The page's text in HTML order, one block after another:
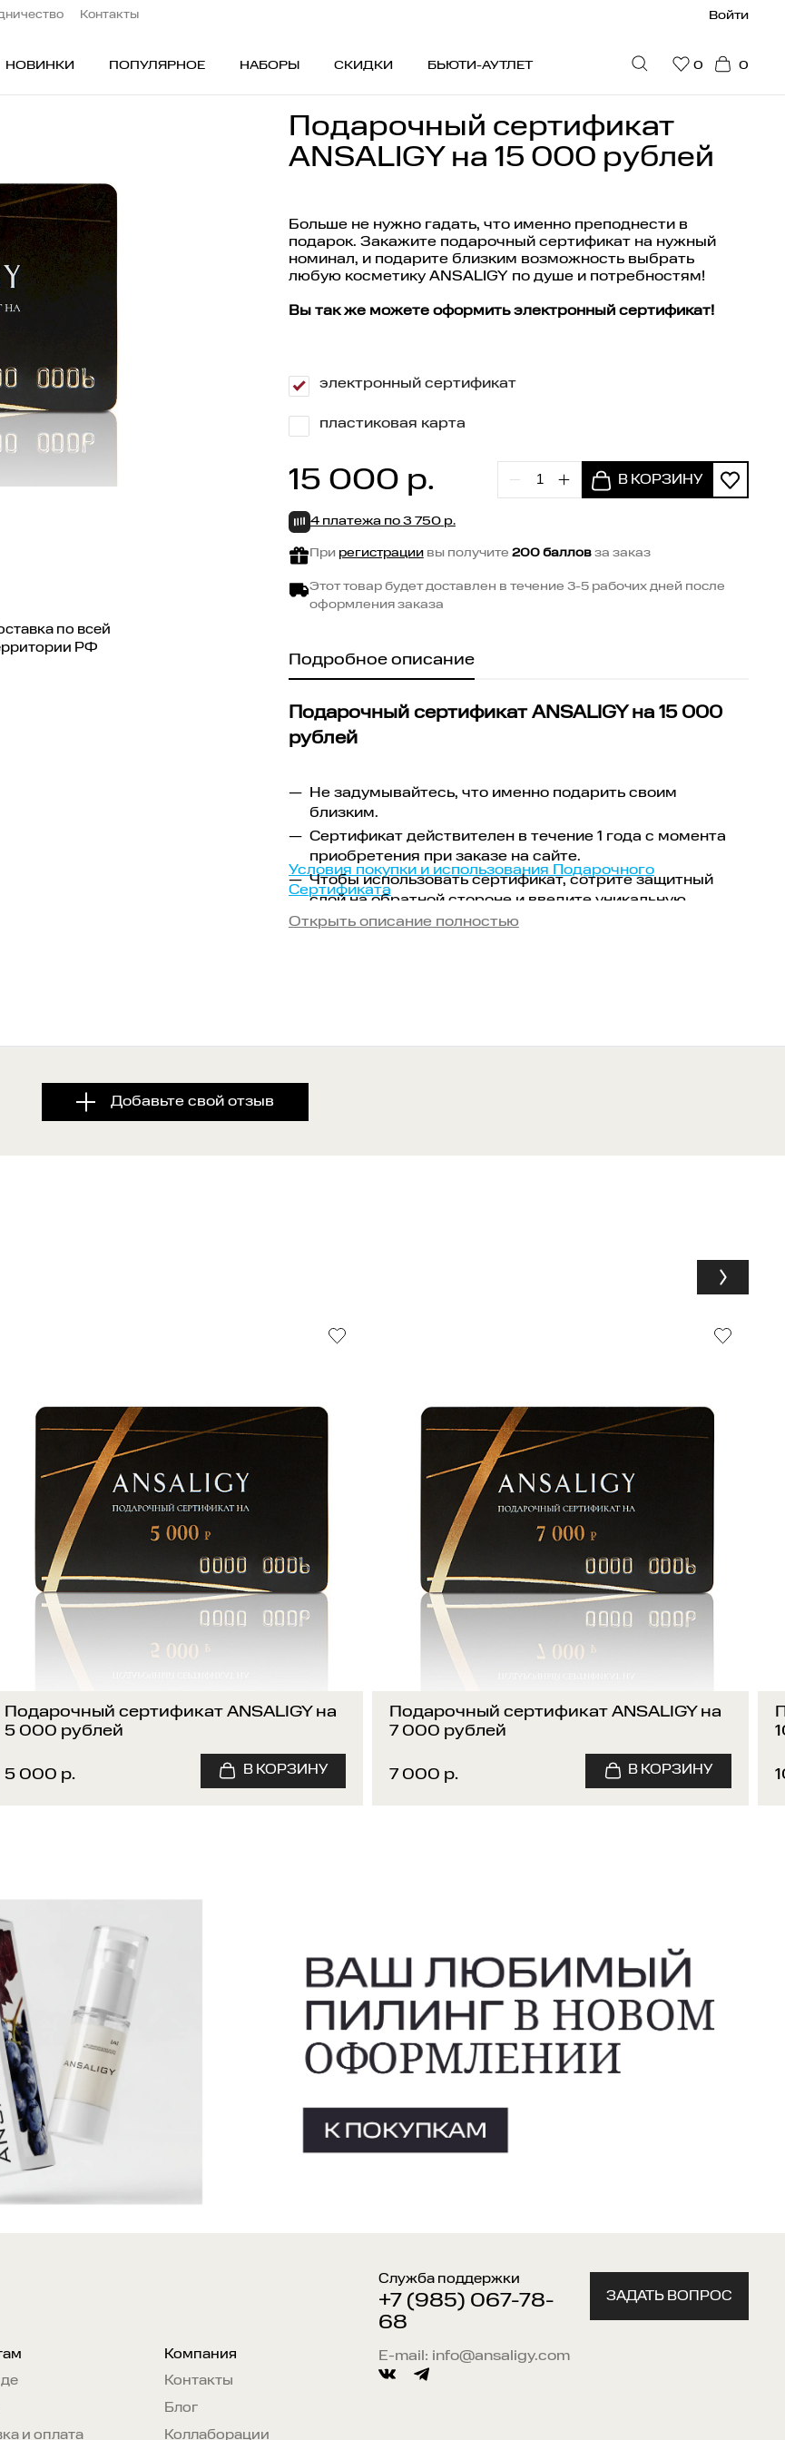
по всей
РФ
Подарочный сертификат
ANSALIGY на 15 000 рублей
Больше не нужно гадать, что именно преподнести в
подарок. Закажите подарочный сертификат на нужный
номинал, и подарите близким возможность выбрать
любую косметику ANSALIGY по душе и потребностям!
Вы так же можете оформить электронный сертификат!
электронный сертификат
пластиковая карта
15 000 р.
4 платежа по 3 750р.
При регистрациивы получите 200 балловза заказ
Этот товар будет доставлен в течение 3-5 рабочих дней после
оформления заказа
Подробное описание
Подарочный сертификат ANSALIGY на 15 000
рублей
Не задумывайтесь, что именно подарить своим
близким.
Сертификат действителен в течение 1 года с момента
приобретения при заказе на сайте.
Чтобы использовать сертификат, сотрите защитный
слой на обратной стороне и введите уникальную
комбинацию в поле «Промокод» при оформлении
Условия покупки и использования Подарочного
Сертификата
Открыть описание полностью
Добавьте свой отзыв
Подарочный сертификат ANSALIGY на
5 000 рублей
5 000 р.
Подарочный сертификат ANSALIGY на
7 000 рублей
7 000 р.
и оплата
Компания
Контакты
Блог
Коллаборации
Служба поддержки
+7 (985) 067-78-
68
ЗАДАТЬ ВОПРОС
E-mail: info@ansaligy.com
Контакты Войти
НОВИНКИ ПОПУЛЯРНОЕ НАБОРЫ СКИДКИ БЬЮТИ-АУТЛЕТ
Лицо
Глаза
ПОПУЛЯРНОЕ
Бестселлеры
Программа привилегий
Тина рекомендует
0 0